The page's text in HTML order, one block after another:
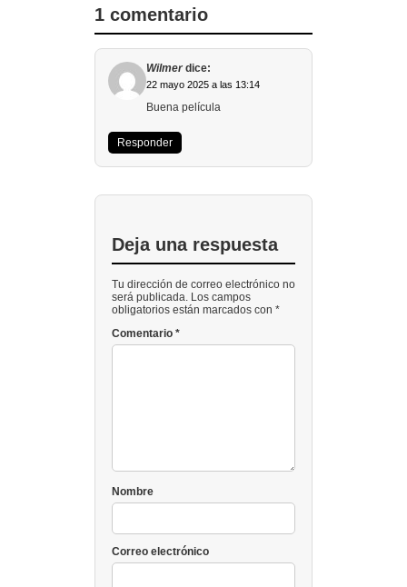
1 comentario
Wilmer dice:
22 mayo 2025 a las 13:14
Buena película
Responder
Deja una respuesta
Tu dirección de correo electrónico no
será publicada. Los campos
obligatorios están marcados con *
Comentario *
Nombre
Correo electrónico